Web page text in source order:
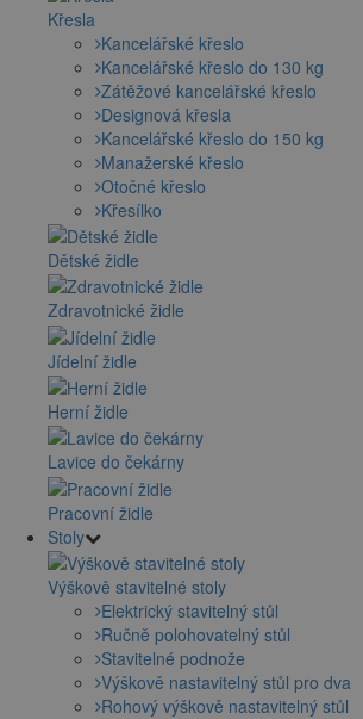
Křesla
Kancelářské křeslo
Kancelářské křeslo do 130 kg
Zátěžové kancelářské křeslo
Designová křesla
Kancelářské křeslo do 150 kg
Manažerské křeslo
Otočné křeslo
Křesílko
Dětské židle
Zdravotnické židle
Jídelní židle
Herní židle
Lavice do čekárny
Pracovní židle
Stoly
Výškově stavitelné stoly
Elektrický stavitelný stůl
Ručně polohovatelný stůl
Stavitelné podnože
Výškově nastavitelný stůl pro dva
Rohový výškově nastavitelný stůl